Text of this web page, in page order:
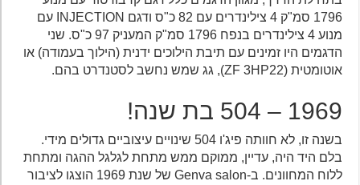
1796 סמ"ק 4 צילינדרים עם 82 כ"ס ודגם INJECTION עם
מנוע 4 צילינדרים בנפח 1796 סמ"ק המעניק 97 כ"ס. שני
הדגמים היו זמינים עם תיבת הילוכים ידנית (הילוך בעמודה) או
אוטומטית (ZF 3HP22), גג שמש נחשב לסטנדרט בהם.
1969 – 504 בת שנה!
בשנה זו, לא חוותה פיג'ו 504 שינויים עיצוביים גדולים מידי.
בלם היד היה, עדיין, ממוקם ממש מתחת לגלגל ההגה ומתחת
ללוח המחוונים. ב-Genva salon של שנת 1969 הוצגו לציבור